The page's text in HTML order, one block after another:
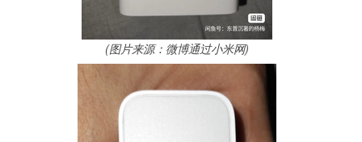
(图片来源：微博通过小米网)